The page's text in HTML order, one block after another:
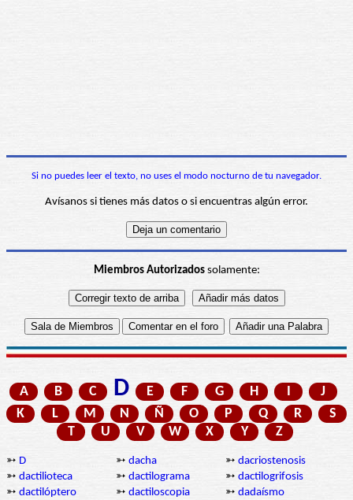
Si no puedes leer el texto, no uses el modo nocturno de tu navegador.
Avísanos si tienes más datos o si encuentras algún error.
Miembros Autorizadossolamente:
A B C D E F G H I
J
K
L M N Ñ O P Q R
S
T
U V W X Y Z
➳ D ➳ dacha ➳ dacriostenosis
➳ dactilioteca ➳ dactilograma ➳ dactilogrifosis
➳ dactilóptero ➳ dactiloscopia ➳ dadaísmo